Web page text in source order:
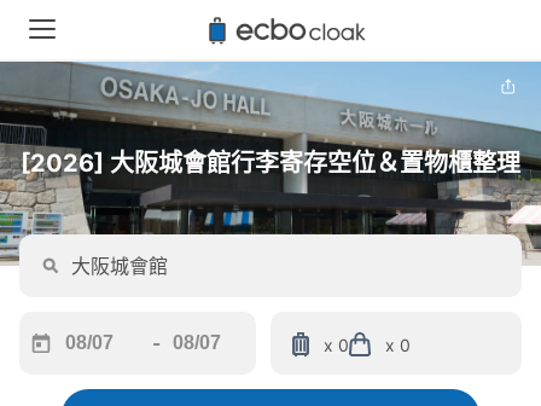
[2026] 大阪城會館行李寄存空位＆置物櫃整理
forward
-
backward
x 0 x 0